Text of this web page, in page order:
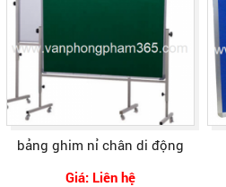
bảng ghim nỉ chân di động
Giá: Liên hệ